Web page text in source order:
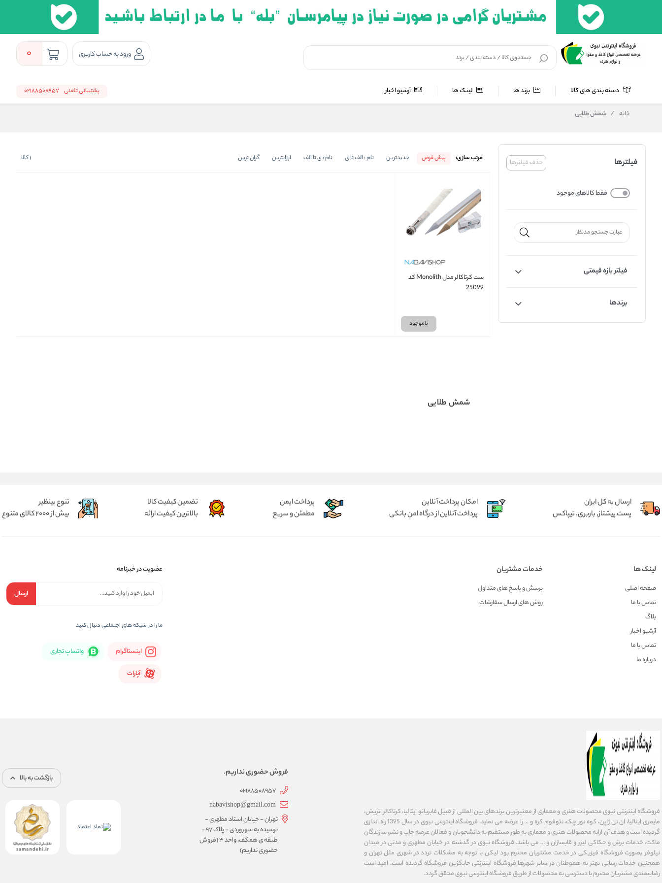
ورود به حساب کاربری 0
دسته بندی های کالا برند ها لینک ها آرشیو اخبار پشتیبانی تلفنی 02188508957
خانه / شمش طلایی
حذف فیلترها فیلترها
فقط کالاهای موجود
فیلتر بازه قیمتی
برندها
مرتب سازی: پیش فرض جدیدترین نام : الف تا ی نام : ی تا الف ارزانترین گران ترین 1کالا
ست کرتاکالر مدل Monolith کد
25099
ناموجود
شمش طلایی
ارسال به کل ایران
پست پیشتاز, باربری, تیپاکس
امکان پرداخت آنلاین
پرداخت آنلاین از درگاه امن بانکی
پرداخت ایمن
مطمئن و سریع
تضمین کیفیت کالا
بالاترین کیفیت ارائه
تنوع بینظیر
بیش از 2000 کالای متنوع
لینک ها
صفحه اصلی
تماس با ما
بلاگ
آرشیو اخبار
تماس با ما
درباره ما
خدمات مشتریان
پرسش و پاسخ های متداول
روش های ارسال سفارشات
عضویت در خبرنامه
ارسال
ما را در شبكه های اجتماعی دنبال کنید
اینستاگرام واتساپ تجاری
آپارات
فروشگاه اینترنتی نبوی محصولات هنری و معماری از معتبرترین برندهای بین المللی از قبیل فابریانو ایتالیا، کرتاکالر اتریش،
مایمری ایتالیا، ان تی ژاپن، کوه نور چک، نئوفوم کره و ... را عرضه می نماید. فروشگاه اینترنتی نبوی در سال 1395 راه اندازی
گردیده است و هدف آن ارایه محصولات هنری و معماری به طور مستقیم به دانشجویان و فعالان عرصه چاپ و نشر، سازندگان
ماکت، خدمات برش و حکاکی لیزر و قابسازان و ... می باشد. فروشگاه نبوی در گذشته در خیابان مطهری و مدتی در میدان
نیلوفر بصورت فروشگاه فیزیکی در خدمت مشتریان محترم بود لیکن با توجه به مشکلات تردد در شهری مثل تهران و
همچنین خدمات رسانی بهتر به هموطنان در سایر شهرها فروشگاه اینترنتی جایگزین فروشگاه گردیده است. امید است
رضایتمندی مشتریان محترم با دسترسی به محصولات از طریق فروشگاه اینترنتی نبوی محقق گردد.
فروش حضوری نداریم.
02188508957
nabavishop@gmail.com
تهران - خیابان استاد مطهری -
نرسیده به سهروردی - پلاک 97 -
طبقه ی همکف، واحد 3 (فروش
حضوری نداریم)
بازگشت به بالا